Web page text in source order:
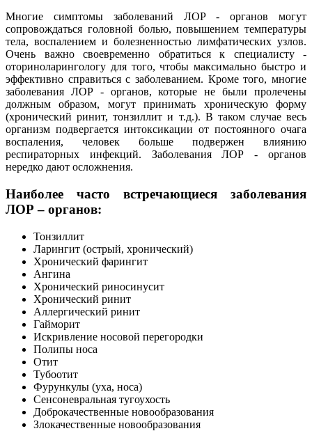
Многие симптомы заболеваний ЛОР - органов могут
сопровождаться головной болью, повышением температуры
тела, воспалением и болезненностью лимфатических узлов.
Очень важно своевременно обратиться к специалисту -
оториноларингологу для того, чтобы максимально быстро и
эффективно справиться с заболеванием. Кроме того, многие
заболевания ЛОР - органов, которые не были пролечены
должным образом, могут принимать хроническую форму
(хронический ринит, тонзиллит и т.д.). В таком случае весь
организм подвергается интоксикации от постоянного очага
воспаления, человек больше подвержен влиянию
респираторных инфекций. Заболевания ЛОР - органов
нередко дают осложнения.
Наиболее часто встречающиеся заболевания
ЛОР – органов:
Тонзиллит
Ларингит (острый, хронический)
Хронический фарингит
Ангина
Хронический риносинусит
Хронический ринит
Аллергический ринит
Гайморит
Искривление носовой перегородки
Полипы носа
Отит
Тубоотит
Фурункулы (уха, носа)
Сенсоневральная тугоухость
Доброкачественные новообразования
Злокачественные новообразования